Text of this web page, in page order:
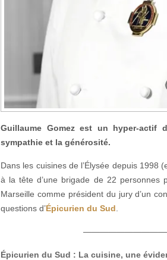
Guillaume Gomez est un hyper-actif
sympathie et la générosité.
Dans les cuisines de l’Élysée depuis 1998
à la tête d’une brigade de 22 personnes
Marseille comme président du jury d’un
questions d’Épicurien du Sud
Épicurien du Sud : La cuisine, une